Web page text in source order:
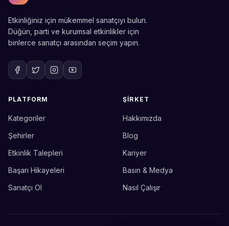
Etkinliğiniz için mükemmel sanatçıyı bulun.
Düğün, parti ve kurumsal etkinlikler için
binlerce sanatçı arasından seçim yapın.
PLATFORM
Kategoriler
Şehirler
Etkinlik Talepleri
Başarı Hikayeleri
Sanatçı Ol
ŞIRKET
Hakkımızda
Blog
Kariyer
Basın & Medya
Nasıl Çalışır
Etkinlik uzmanınız
Merhaba! Size nasıl yardımcı
bize ulaşabilirsiniz.
Merhaba! Bilgi almak istiyorum.